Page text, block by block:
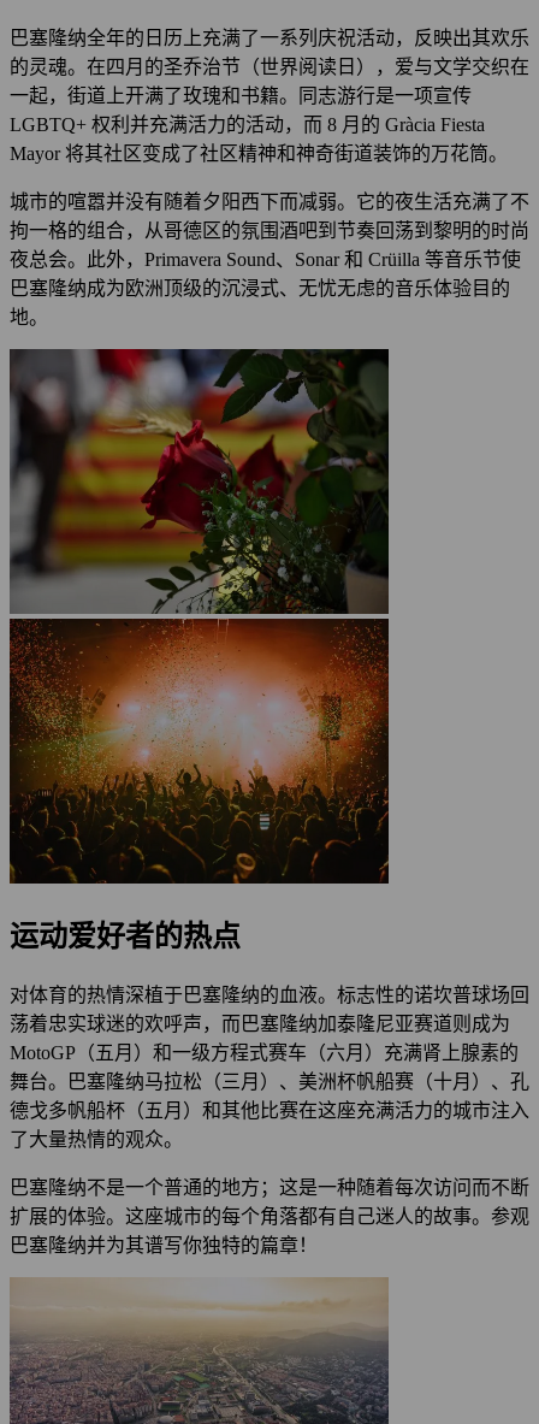
巴塞隆纳全年的日历上充满了一系列庆祝活动，反映出其欢乐
的灵魂。在四月的圣乔治节（世界阅读日），爱与文学交织在
一起，街道上开满了玫瑰和书籍。同志游行是一项宣传
LGBTQ+ 权利并充满活力的活动，而 8 月的 Gràcia Fiesta
Mayor 将其社区变成了社区精神和神奇街道装饰的万花筒。
城市的喧嚣并没有随着夕阳西下而减弱。它的夜生活充满了不
拘一格的组合，从哥德区的氛围酒吧到节奏回荡到黎明的时尚
夜总会。此外，Primavera Sound、Sonar 和 Crüilla 等音乐节使
巴塞隆纳成为欧洲顶级的沉浸式、无忧无虑的音乐体验目的
地。
运动爱好者的热点
对体育的热情深植于巴塞隆纳的血液。标志性的诺坎普球场回
荡着忠实球迷的欢呼声，而巴塞隆纳加泰隆尼亚赛道则成为
MotoGP（五月）和一级方程式赛车（六月）充满肾上腺素的
舞台。巴塞隆纳马拉松（三月）、美洲杯帆船赛（十月）、孔
德戈多帆船杯（五月）和其他比赛在这座充满活力的城市注入
了大量热情的观众。
巴塞隆纳不是一个普通的地方；这是一种随着每次访问而不断
扩展的体验。这座城市的每个角落都有自己迷人的故事。参观
巴塞隆纳并为其谱写你独特的篇章！